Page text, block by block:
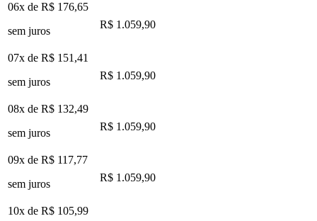
06x de R$ 176,65
sem juros
R$ 1.059,90
07x de R$ 151,41
sem juros
R$ 1.059,90
08x de R$ 132,49
sem juros
R$ 1.059,90
09x de R$ 117,77
sem juros
R$ 1.059,90
10x de R$ 105,99